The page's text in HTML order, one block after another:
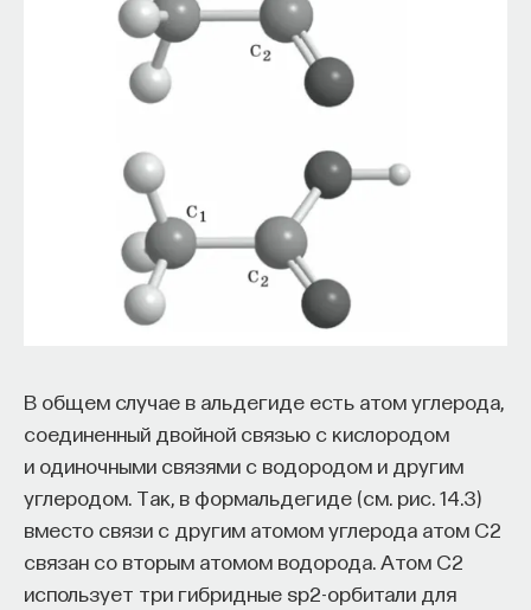
В общем случае в альдегиде есть атом углерода,
соединенный двойной связью с кислородом
и одиночными связями с водородом и другим
углеродом. Так, в формальдегиде (см. рис. 14.3)
вместо связи с другим атомом углерода атом C2
связан со вторым атомом водорода. Атом C2
использует три гибридные sp2-орбитали для